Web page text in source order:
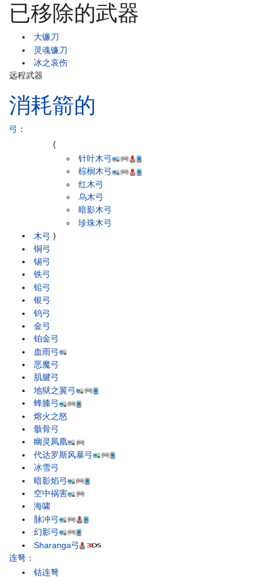
已移除的武器
大镰刀
灵魂镰刀
冰之哀伤
远程武器
消耗箭的
弓 ：
木弓
(
针叶木弓
棕榈木弓
红木弓
乌木弓
暗影木弓
珍珠木弓
)
铜弓
锡弓
铁弓
铅弓
银弓
钨弓
金弓
铂金弓
血雨弓
恶魔弓
肌腱弓
地狱之翼弓
蜂膝弓
熔火之怒
骸骨弓
幽灵凤凰
代达罗斯风暴弓
冰雪弓
暗影焰弓
空中祸害
海啸
脉冲弓
幻影弓
Sharanga弓
连弩 ：
钴连弩